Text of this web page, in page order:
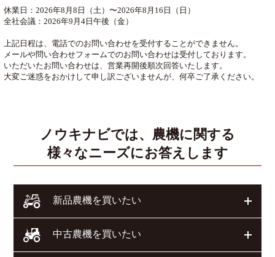
休業日：2026年8月8日（土）〜2026年8月16日（日）
全社会議：2026年9月4日午後（金）
上記日程は、電話でのお問い合わせを受付することができません。
メールや問い合わせフォームでのお問い合わせは受付しております。
いただいたお問い合わせは、営業再開後順次回答いたします。
大変ご迷惑をおかけして申し訳ございませんが、何卒ご了承ください。
ノウキナビでは、農機に関する
様々なニーズにお答えします
新品農機を買いたい
中古農機を買いたい